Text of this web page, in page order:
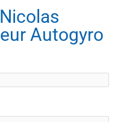
Autogyro